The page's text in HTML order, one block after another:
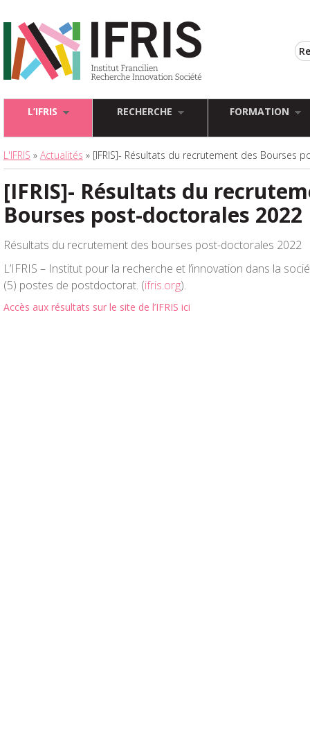
L’IFRIS RECHERCHE FORMATION
L'IFRIS » Actualités » [IFRIS]- Résultats du recrutement des Bourses
[IFRIS]- Résultats du
Bourses post-doctorales 2022
Résultats du recrutement des bourses post-doctorales 2022
L’IFRIS – Institut pour la recherche et l’innovation dans la
(5) postes de postdoctorat. (ifris.org).
Accès aux résultats sur le site de l’IFRIS ici